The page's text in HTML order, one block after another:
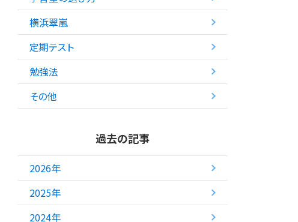
横浜翠嵐
定期テスト
勉強法
その他
過去の記事
2026年
2025年
2024年